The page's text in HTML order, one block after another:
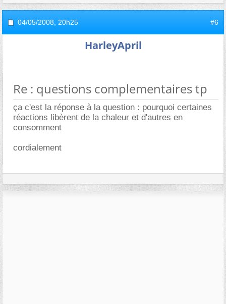
04/05/2008, 20h25 #6
HarleyApril
Re : questions complementaires tp
ça c'est la réponse à la question : pourquoi certaines
réactions libèrent de la chaleur et d'autres en
consomment
cordialement